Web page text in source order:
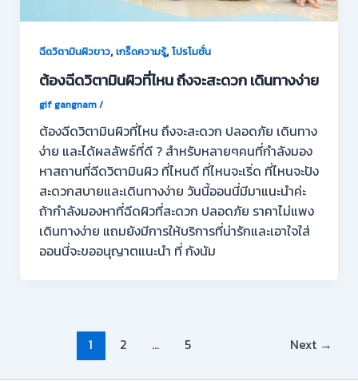
ฉีดวิตามินผิวขาว,เกร็ดความรู้,โปรโมชั่น
ต้องฉีดวิตามินผิวที่ไหน ถึงจะสะดวก เดินทางง่าย
gif gangnam/
ต้องฉีดวิตามินผิวที่ไหน ถึงจะสะดวก ปลอดภัย เดินทาง
ง่าย และได้ผลลัพธ์ที่ดี ? สำหรับหลายๆคนที่กำลังมอง
หาสถานที่ฉีดวิตามินผิว ที่ไหนดี ที่ไหนจะเริ่ด ที่ไหนจะปัง
สะดวกสบายและเดินทางง่าย วันนี้ออนนี่มีมาแนะนำค่ะ
ถ้ากำลังมองหาที่ฉีดผิวที่สะดวก ปลอดภัย ราคาไม่แพง
เดินทางง่าย แถมยังมีการให้บริการที่น่ารักและเอาใจใส่
ออนนี่จะขออนุญาตแนะนำ ที่ กังนัม
1 2 … 5 Next →